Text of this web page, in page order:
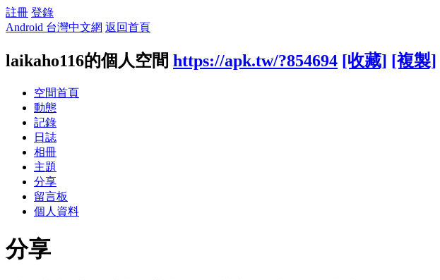
註冊 登錄
Android 台灣中文網 返回首頁
laikaho116的個人空間 https://apk.tw/?854694 [收藏] [複製]
空間首頁
動態
記錄
日誌
相冊
主題
分享
留言板
個人資料
分享